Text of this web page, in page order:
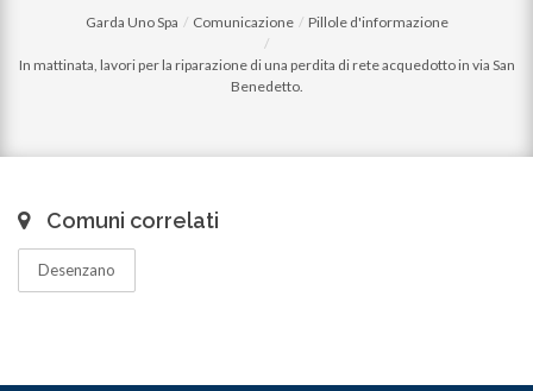
Garda Uno Spa Comunicazione Pillole d'informazione
In mattinata, lavori per la riparazione di una perdita di rete acquedotto in via San
Benedetto.
Comuni correlati
Desenzano